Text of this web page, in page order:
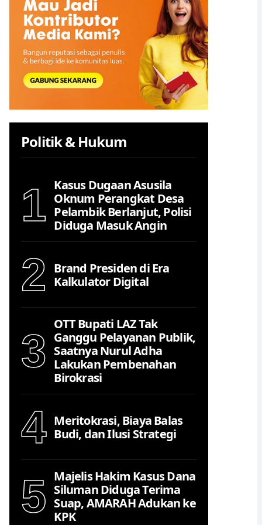
Politik & Hukum
1
Kasus Dugaan Asusila
Oknum Perangkat Desa
Pelambik Berlanjut, Polisi
Diduga Masuk Angin
2
Brand Presiden di Era
Kalkulator Digital
3
OTT Bupati LAZ Tak
Ganggu Pelayanan Publik,
Saatnya Nurul Adha
Lakukan Pembenahan
Birokrasi
4
Meritokrasi, Biaya Balas
Budi, dan Ilusi Strategi
5
Majelis Hakim Kasus Dana
Siluman Diduga Terima
Suap, AMARAH Adukan ke
KPK